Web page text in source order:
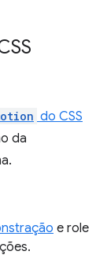
do CSS
da
e role